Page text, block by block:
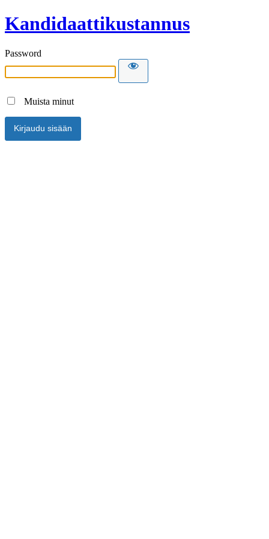
Kandidaattikustannus
Password
Muista minut